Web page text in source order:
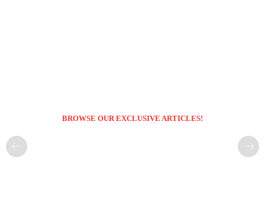
BROWSE OUR EXCLUSIVE ARTICLES!